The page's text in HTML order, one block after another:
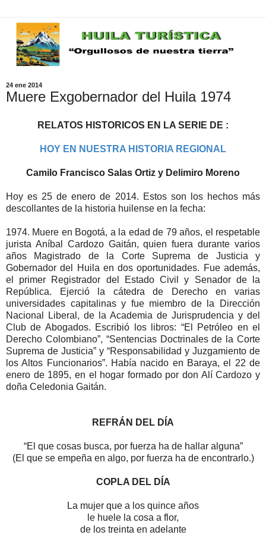
24 ene 2014
Muere Exgobernador del Huila 1974
RELATOS HISTORICOS EN LA SERIE DE :
HOY EN NUESTRA HISTORIA REGIONAL
Camilo Francisco Salas Ortiz y Delimiro Moreno
Hoy es 25 de enero de 2014. Estos son los hechos más
descollantes de la historia huilense en la fecha:
1974. Muere en Bogotá, a la edad de 79 años, el respetable
jurista Aníbal Cardozo Gaitán, quien fuera durante varios
años Magistrado de la Corte Suprema de Justicia y
Gobernador del Huila en dos oportunidades. Fue además,
el primer Registrador del Estado Civil y Senador de la
República. Ejerció la cátedra de Derecho en varias
universidades capitalinas y fue miembro de la Dirección
Nacional Liberal, de la Academia de Jurisprudencia y del
Club de Abogados. Escribió los libros: “El Petróleo en el
Derecho Colombiano”, “Sentencias Doctrinales de la Corte
Suprema de Justicia” y “Responsabilidad y Juzgamiento de
los Altos Funcionarios”. Había nacido en Baraya, el 22 de
enero de 1895, en el hogar formado por don Alí Cardozo y
doña Celedonia Gaitán.
REFRÁN DEL DÍA
“El que cosas busca, por fuerza ha de hallar alguna”
(El que se empeña en algo, por fuerza ha de encontrarlo.)
COPLA DEL DÍA
La mujer que a los quince años
le huele la cosa a flor,
de los treinta en adelante